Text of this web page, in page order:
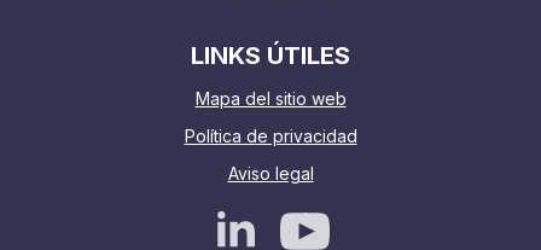
LINKS ÚTILES
Mapa del sitio web
Política de privacidad
Aviso legal